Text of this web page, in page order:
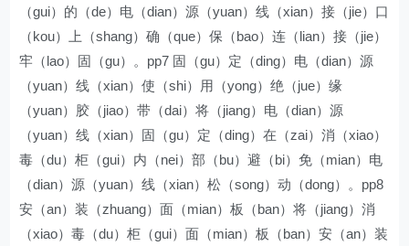
（gui）的（de）电（dian）源（yuan）线（xian）接（jie）口
（kou）上（shang）确（que）保（bao）连（lian）接（jie）
牢（lao）固（gu）。pp7 固（gu）定（ding）电（dian）源
（yuan）线（xian）使（shi）用（yong）绝（jue）缘
（yuan）胶（jiao）带（dai）将（jiang）电（dian）源
（yuan）线（xian）固（gu）定（ding）在（zai）消（xiao）
毒（du）柜（gui）内（nei）部（bu）避（bi）免（mian）电
（dian）源（yuan）线（xian）松（song）动（dong）。pp8
安（an）装（zhuang）面（mian）板（ban）将（jiang）消
（xiao）毒（du）柜（gui）面（mian）板（ban）安（an）装